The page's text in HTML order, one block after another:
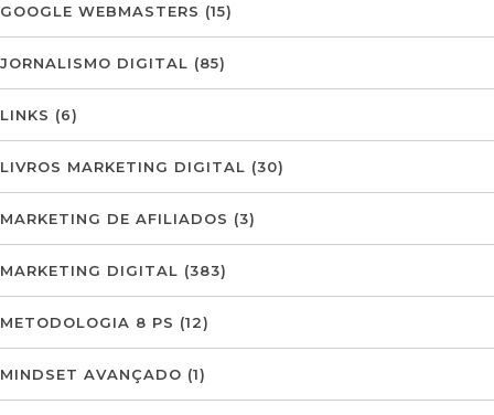
GOOGLE WEBMASTERS (15)
JORNALISMO DIGITAL (85)
LINKS (6)
LIVROS MARKETING DIGITAL (30)
MARKETING DE AFILIADOS (3)
MARKETING DIGITAL (383)
METODOLOGIA 8 PS (12)
MINDSET AVANÇADO (1)